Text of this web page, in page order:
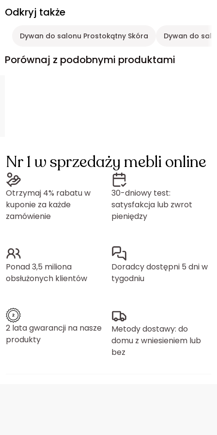
Odkryj także
Dywan do salonu Prostokątny Skóra Dywan do
Porównaj z podobnymi produktami
Nr 1 w sprzedaży mebli online
Otrzymaj 4% rabatu w
kuponie za każde
zamówienie
30-dniowy test:
satysfakcja lub zwrot
pieniędzy
Ponad 3,5 miliona
obsłużonych klientów
Doradcy dostępni 5 dni w
tygodniu
2 lata gwarancji na nasze
produkty
Metody dostawy: do
domu z wniesieniem lub
bez